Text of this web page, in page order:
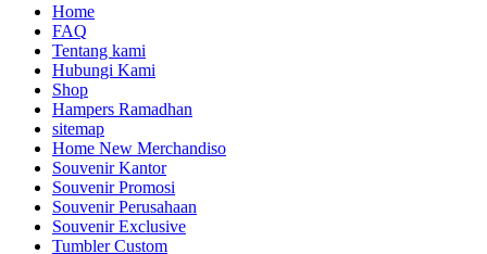
Home
FAQ
Tentang kami
Hubungi Kami
Shop
Hampers Ramadhan
sitemap
Home New Merchandiso
Souvenir Kantor
Souvenir Promosi
Souvenir Perusahaan
Souvenir Exclusive
Tumbler Custom